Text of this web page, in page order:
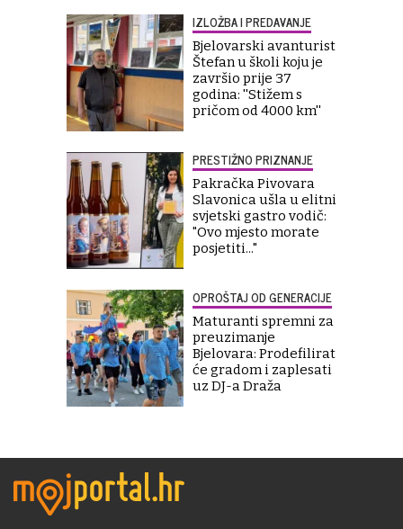
IZLOŽBA I PREDAVANJE
Bjelovarski avanturist
Štefan u školi koju je
završio prije 37
godina: ''Stižem s
pričom od 4000 km''
PRESTIŽNO PRIZNANJE
Pakračka Pivovara
Slavonica ušla u elitni
svjetski gastro vodič:
"Ovo mjesto morate
posjetiti..."
OPROŠTAJ OD GENERACIJE
Maturanti spremni za
preuzimanje
Bjelovara: Prodefilirat
će gradom i zaplesati
uz DJ-a Draža